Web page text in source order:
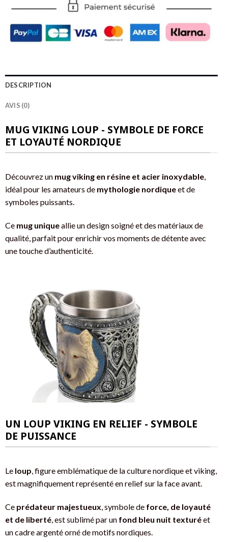
DESCRIPTION
AVIS (0)
MUG VIKING LOUP - SYMBOLE DE FORCE
ET LOYAUTÉ NORDIQUE
Découvrez un mug viking en résine et acier inoxydable,
idéal pour les amateurs de mythologie nordiqueet de
symboles puissants.
Ce mug uniqueallie un design soigné et des matériaux de
qualité, parfait pour enrichir vos moments de détente avec
une touche d’authenticité.
UN LOUP VIKING EN RELIEF - SYMBOLE
DE PUISSANCE
Le loup, figure emblématique de la culture nordique et viking,
est magnifiquement représenté en relief sur la face avant.
Ce prédateur majestueux, symbole de force, de loyauté
et de liberté, est sublimé par un fond bleu nuit texturéet
un cadre argenté orné de motifs nordiques.